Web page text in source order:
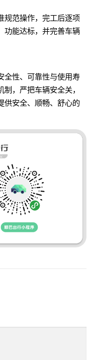
规范操作，完工后逐项
功能达标，并完善车辆
全性、可靠性与使用寿
，严把车辆安全关，
供安全、顺畅、舒心的